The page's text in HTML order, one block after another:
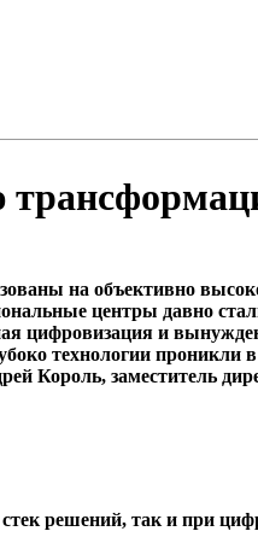
на объективно
центры давно
цифровизация и
технологии проникли
Король, заместитель
решений, так и при